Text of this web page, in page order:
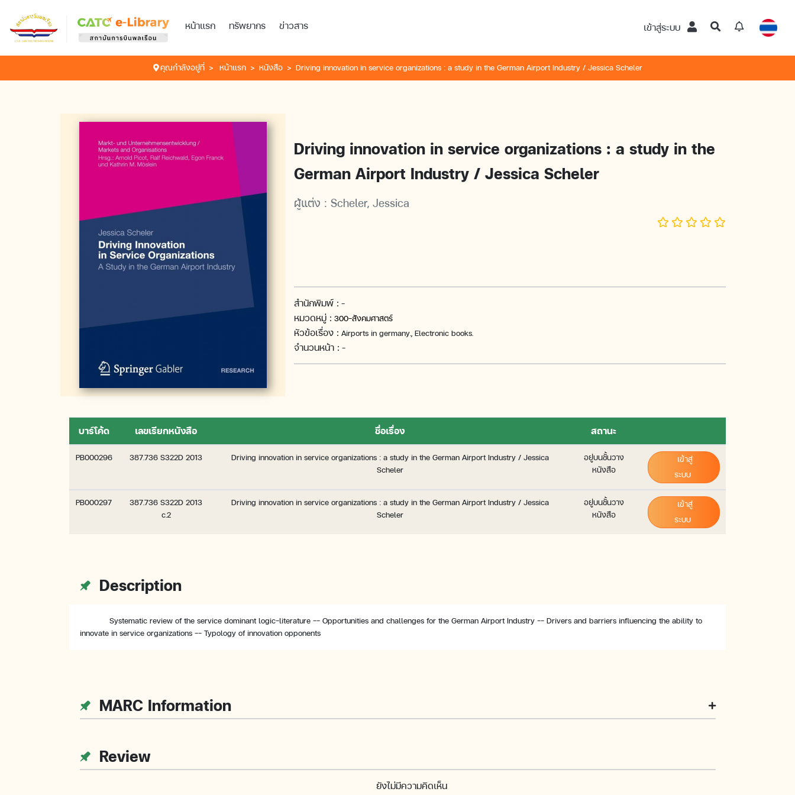
หน้าแรก ทรัพยากร ข่าวสาร เข้าสู่ระบบ
คุณกำลังอยู่ที่ หน้าแรก หนังสือ Driving innovation in service organizations : a study in the German Airport Industry / Jessica Scheler
Driving innovation in service organizations : a study in the
German Airport Industry / Jessica Scheler
ผู้แต่ง : Scheler, Jessica
สำนักพิมพ์ : -
หมวดหมู่ : 300-สังคมศาสตร์
หัวข้อเรื่อง : Airports in germany., Electronic books.
จำนวนหน้า : -
บาร์โค้ด เลขเรียกหนังสือ ชื่อเรื่อง สถานะ
PB000296 387.736 S322D 2013
Driving innovation in service organizations : a study in the German Airport Industry / Jessica
Scheler
อยู่บนชั้นวาง
หนังสือ
เข้าสู่
ระบบ
PB000297
387.736 S322D 2013
c.2
Driving innovation in service organizations : a study in the German Airport Industry / Jessica
Scheler
อยู่บนชั้นวาง
หนังสือ
เข้าสู่
ระบบ
Description
Systematic review of the service dominant logic-literature -- Opportunities and challenges for the German Airport Industry -- Drivers and barriers influencing the ability to
innovate in service organizations -- Typology of innovation opponents
MARC Information
Review
ยังไม่มีความคิดเห็น